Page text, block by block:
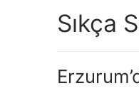
Sıkça